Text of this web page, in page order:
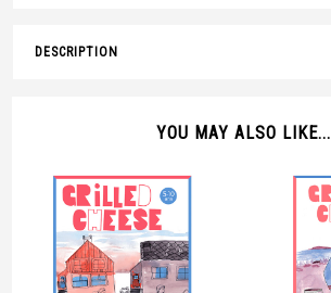
DESCRIPTION
YOU MAY ALSO LIKE...